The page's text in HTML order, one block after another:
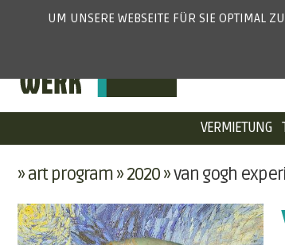
VERMIETUNG
art program 2020 van gogh
UM UNSERE WEBSEITE FÜR SIE OPTIMAL